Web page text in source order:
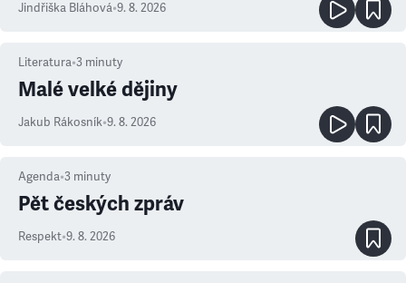
Jindřiška Bláhová•9. 8. 2026
Literatura•3 minuty
Malé velké dějiny
Jakub Rákosník•9. 8. 2026
Agenda•3 minuty
Pět českých zpráv
Respekt•9. 8. 2026